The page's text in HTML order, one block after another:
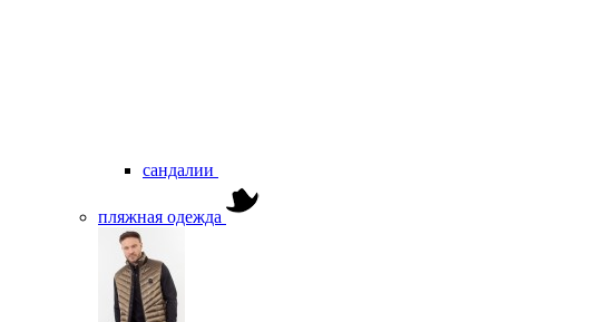
сандалии
пляжная одежда